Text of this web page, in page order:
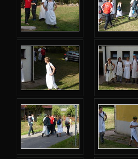
Jarní 2024
Podzimní 2023
Podzimní 2022
Jarní 2022
Podzimní 2021
Jarní 2021
Podzimní 2020